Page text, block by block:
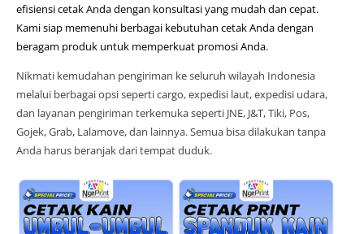
efisiensi cetak Anda dengan konsultasi yang mudah dan cepat.
Kami siap memenuhi berbagai kebutuhan cetak Anda dengan
beragam produk untuk memperkuat promosi Anda.
Nikmati kemudahan pengiriman ke seluruh wilayah Indonesia
melalui berbagai opsi seperti cargo, expedisi laut, expedisi udara,
dan layanan pengiriman terkemuka seperti JNE, J&T, Tiki, Pos,
Gojek, Grab, Lalamove, dan lainnya. Semua bisa dilakukan tanpa
Anda harus beranjak dari tempat duduk.